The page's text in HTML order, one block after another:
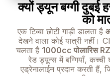
क्यों ड्यून बग्गी दुबई
को
एक टिब्बा छोटी गाड़ी डालता है
देखने वाला कोई यात्री
चलता है 1000cc पोलारिस
रेड ड्यून्स में बग्गियाँ,
एड्रेनालाईन प्रदान करती हैं,